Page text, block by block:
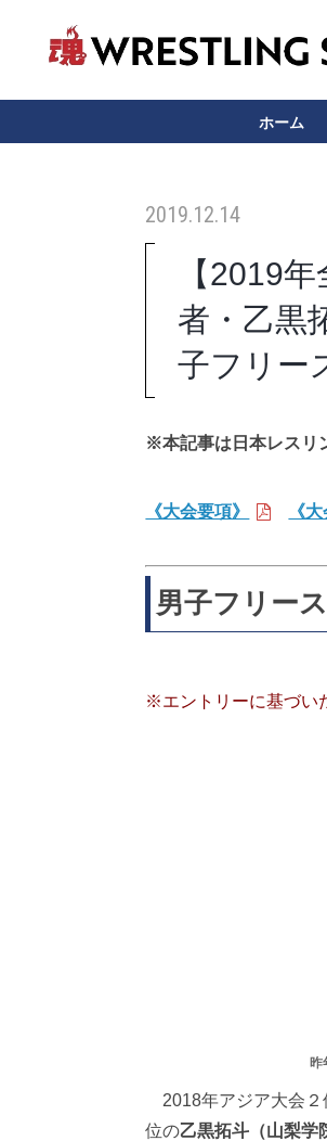
ホーム
2019.12.14
【2019
者・乙黒
子フリー
※本記事は日本レスリ
《大会要項》 《
男子フリー
※エントリーに基づい
昨
2018年アジア大会２
位の乙黒拓斗（山梨学